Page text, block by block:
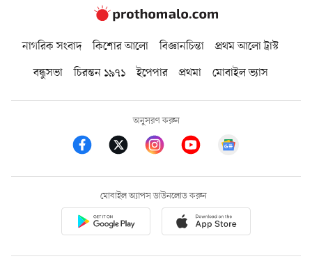
নাগরিক সংবাদ কিশোর আলো বিজ্ঞানচিন্তা
প্রথম আলো ট্রাস্ট
বন্ধুসভা
চিরন্তন ১৯৭১ ইপেপার প্রথমা মোবাইল ভ্যাস
অনুসরণ করুন
মোবাইল অ্যাপস ডাউনলোড করুন